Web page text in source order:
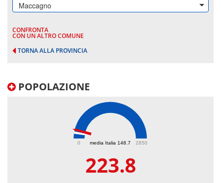
Maccagno
CONFRONTA
CON UN ALTRO COMUNE
TORNA ALLA PROVINCIA
POPOLAZIONE
media Italia 148.7
0 2850
223.8